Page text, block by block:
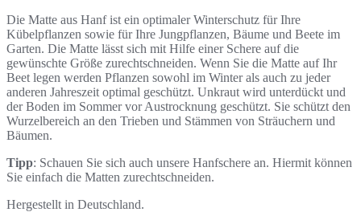
Die Matte aus Hanf ist ein optimaler Winterschutz für Ihre
Kübelpflanzen sowie für Ihre Jungpflanzen, Bäume und Beete im
Garten. Die Matte lässt sich mit Hilfe einer Schere auf die
gewünschte Größe zurechtschneiden. Wenn Sie die Matte auf Ihr
Beet legen werden Pflanzen sowohl im Winter als auch zu jeder
anderen Jahreszeit optimal geschützt. Unkraut wird unterdückt und
der Boden im Sommer vor Austrocknung geschützt. Sie schützt den
Wurzelbereich an den Trieben und Stämmen von Sträuchern und
Bäumen.
Tipp: Schauen Sie sich auch unsere Hanfschere an. Hiermit können
Sie einfach die Matten zurechtschneiden.
Hergestellt in Deutschland.